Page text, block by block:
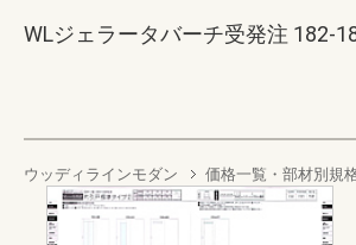
WLジェラータバーチ受発注 182-
ウッディラインモダン 価格一覧・部材別規